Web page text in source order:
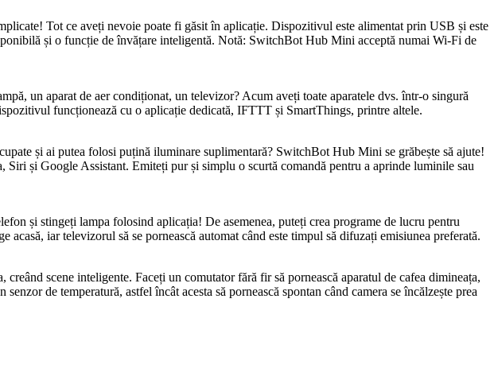
Tot ce aveți nevoie poate fi găsit în aplicație. Dispozitivul este alimentat prin USB și este
și o funcție de învățare inteligentă. Notă: SwitchBot Hub Mini acceptă numai Wi-Fi de
un aparat de aer condiționat, un televizor? Acum aveți toate aparatele dvs. într-o singură
funcționează cu o aplicație dedicată, IFTTT și SmartThings, printre altele.
și ai putea folosi puțină iluminare suplimentară? SwitchBot Hub Mini se grăbește să ajute!
și Google Assistant. Emiteți pur și simplu o scurtă comandă pentru a aprinde luminile sau
și stingeți lampa folosind aplicația! De asemenea, puteți crea programe de lucru pentru
iar televizorul să se pornească automat când este timpul să difuzați emisiunea preferată.
scene inteligente. Faceți un comutator fără fir să pornească aparatul de cafea dimineața,
de temperatură, astfel încât acesta să pornească spontan când camera se încălzește prea